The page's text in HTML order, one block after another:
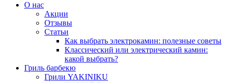
О нас
Акции
Отзывы
Статьи
Как выбрать электрокамин: полезные советы
Классический или электрический камин:
какой выбрать?
Гриль барбекю
Грили YAKINIKU